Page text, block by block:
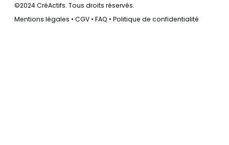
©2024 CréActifs. Tous droits réservés.
Mentions légales • CGV • FAQ • Politique de confidentialité